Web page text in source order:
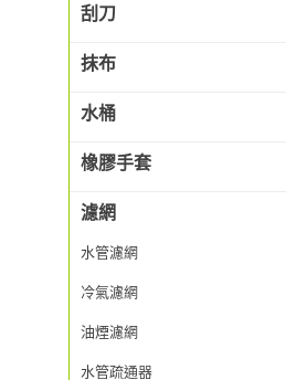
刮刀
抹布
水桶
橡膠手套
濾網
水管濾網
冷氣濾網
油煙濾網
水管疏通器